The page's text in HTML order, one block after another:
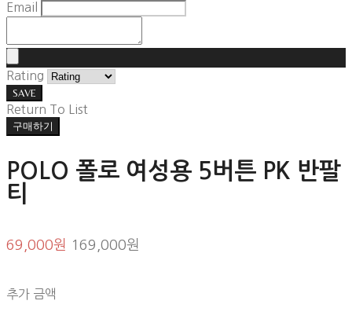
Email
Rating
SAVE
Return To List
구매하기
POLO 폴로 여성용 5버튼 PK 반팔
티
69,000원 169,000원
추가 금액